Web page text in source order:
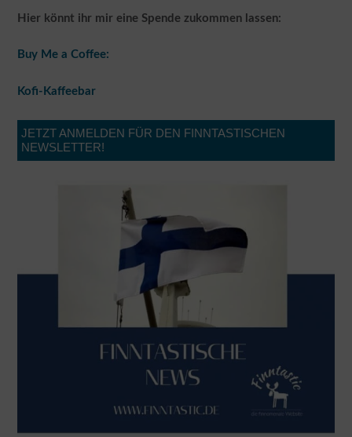
Hier könnt ihr mir eine Spende zukommen lassen:
Buy Me a Coffee:
Kofi-Kaffeebar
JETZT ANMELDEN FÜR DEN FINNTASTISCHEN
NEWSLETTER!